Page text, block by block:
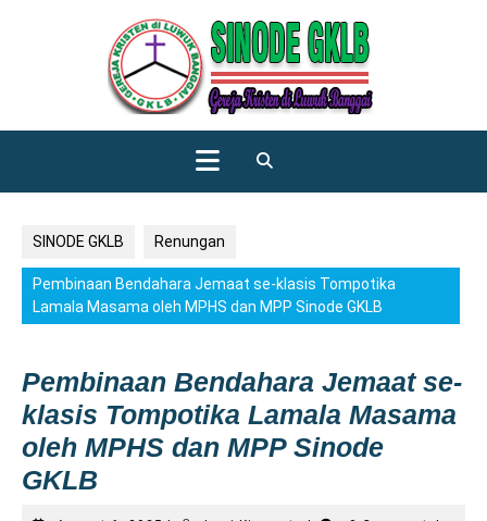
Open
SINODE GKLB Renungan
Pembinaan Bendahara Jemaat se-klasis Tompotika
Lamala Masama oleh MPHS dan MPP Sinode GKLB
Pembinaan Bendahara Jemaat se-
klasis Tompotika Lamala Masama
oleh MPHS dan MPP Sinode
GKLB